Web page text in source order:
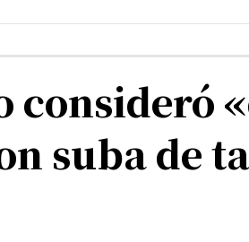
consideró
suba de